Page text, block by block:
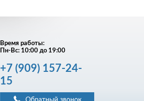
Время работы:
Пн-Вс: 10:00 до 19:00
+7 (909) 157-24-
15